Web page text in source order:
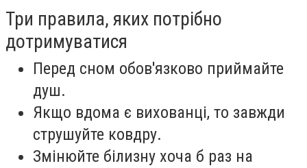
Три правила, яких потрібно
дотримуватися
Перед сном обов'язково приймайте
душ.
Якщо вдома є вихованці, то завжди
струшуйте ковдру.
Змінюйте білизну хоча б раз на